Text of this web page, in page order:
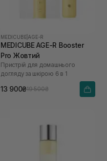
MEDICUBE AGE-R
MEDICUBE AGE-R Booster
Pro Жовтий
Пристрій для домашнього
догляду за шкірою 6 в 1
13 900₴19 500₴